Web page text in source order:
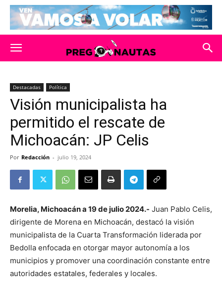
Destacadas Política
Visión municipalista ha
permitido el rescate de
Michoacán: JP Celis
Por Redacción - julio 19, 2024
Morelia, Michoacán a 19 de julio 2024.- Juan Pablo Celis,
dirigente de Morena en Michoacán, destacó la visión
municipalista de la Cuarta Transformación liderada por
Bedolla enfocada en otorgar mayor autonomía a los
municipios y promover una coordinación constante entre
autoridades estatales, federales y locales.